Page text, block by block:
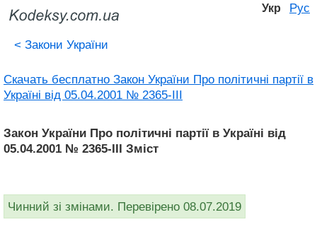
Укр Рус
< Закони України
Скачать бесплатно Закон України Про політичні партії в
Україні від 05.04.2001 № 2365-III
Закон України Про політичні партії в Україні від
05.04.2001 № 2365-III Зміст
Чинний зі змінами. Перевірено 08.07.2019